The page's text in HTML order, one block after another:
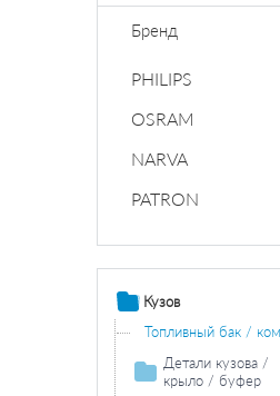
Бренд
PHILIPS
OSRAM
NARVA
PATRON
Кузов
Топливный бак /
Детали кузова /
крыло / буфер